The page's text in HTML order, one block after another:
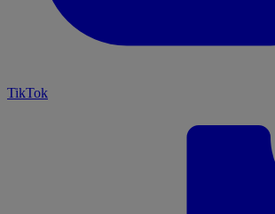
TikTok